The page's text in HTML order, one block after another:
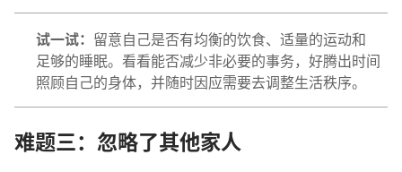
试一试： 留意自己是否有均衡的饮食、 适量的运动和
足够的睡眠。 看看能否减少非必要的事务， 好腾出时间
照顾自己的身体， 并随时因应需要去调整生活秩序。
难题三： 忽略了其他家人